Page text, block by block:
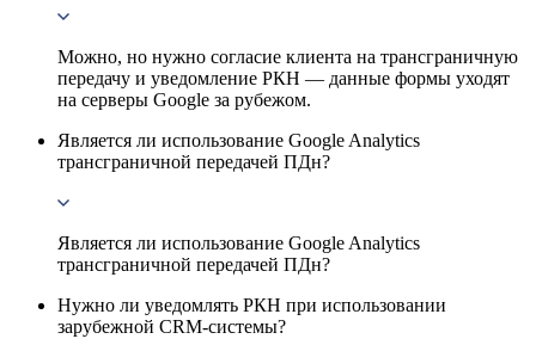
Можно, но нужно согласие клиента на трансграничную
передачу и уведомление РКН — данные формы уходят
на серверы Google за рубежом.
Является ли использование Google Analytics
трансграничной передачей ПДн?
Является ли использование Google Analytics
трансграничной передачей ПДн?
Нужно ли уведомлять РКН при использовании
зарубежной CRM-системы?